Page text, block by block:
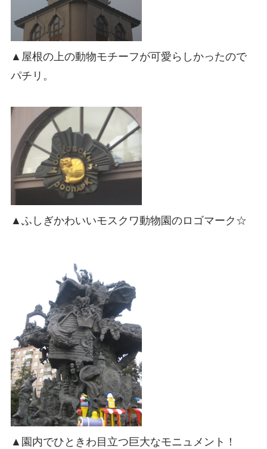
▲屋根の上の動物モチーフが可愛らしかったので
パチリ。
▲ふしぎかわいいモスクワ動物園のロゴマーク☆
▲園内でひときわ目立つ巨大なモニュメント！